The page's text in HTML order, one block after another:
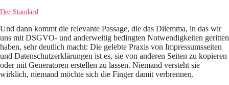
Der Standard
Und dann kommt die relevante Passage, die das Dilemma, in das wir
uns mit DSGVO- und anderweitig bedingten Notwendigkeiten geritten
haben, sehr deutlich macht: Die gelebte Praxis von Impressumsseiten
und Datenschutzerklärungen ist es, sie von anderen Seiten zu kopieren
oder mit Generatoren erstellen zu lassen. Niemand versteht sie
wirklich, niemand möchte sich die Finger damit verbrennen.